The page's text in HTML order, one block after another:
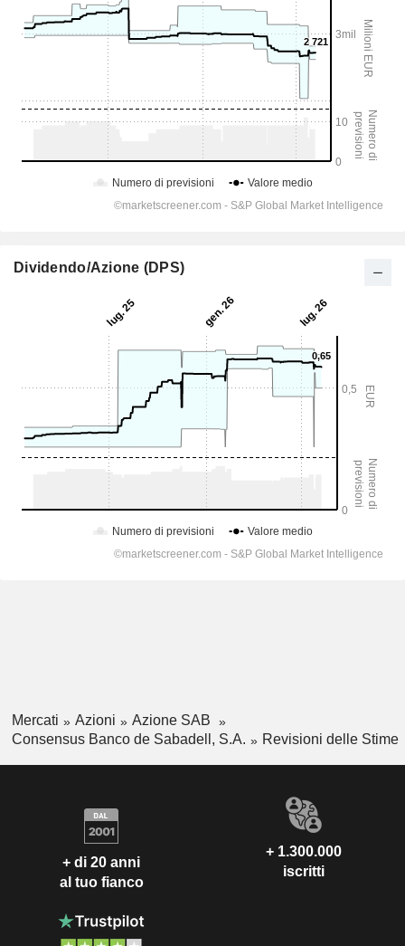
Dividendo/Azione (DPS)
Mercati Azioni
Azione SAB
Consensus Banco de Sabadell, S.A.
Revisioni delle Stime
+ di 20 anni
al tuo fianco
+ 1.300.000
iscritti